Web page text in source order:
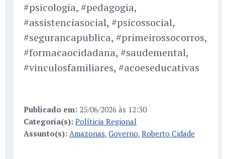
#psicologia, #pedagogia,
#assistenciasocial, #psicossocial,
#segurancapublica, #primeirossocorros,
#formacaocidadana, #saudemental,
#vinculosfamiliares, #acoeseducativas
Publicado em: 25/06/2026 às 12:30
Categoria(s): Políticia Regional
Assunto(s): Amazonas, Governo, Roberto Cidade